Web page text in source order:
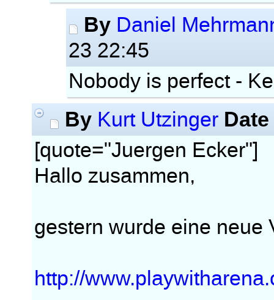
By Daniel
23 22:45
Nobody is perfect -
By Kurt Utzinger Date
[quote="Juergen Ecker"]
Hallo zusammen,
gestern wurde eine neue
http://